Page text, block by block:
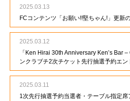
2025.03.13
FCコンテンツ「お願い!!堅ちゃん!」更新
2025.03.12
「Ken Hirai 30th Anniversary Ken’s Bar
ンクラブチ2次チケット先行抽選予約エ
2025.03.11
1次先行抽選予約当選者・テーブル指定